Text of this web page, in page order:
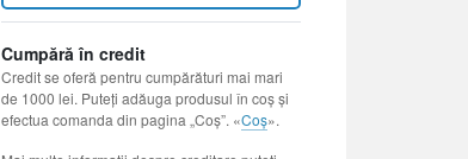
Cumpără în credit
Credit se oferă pentru cumpărături mai mari
de 1000 lei. Puteți adăuga produsul în coș și
efectua comanda din pagina „Coș”. «Coș».